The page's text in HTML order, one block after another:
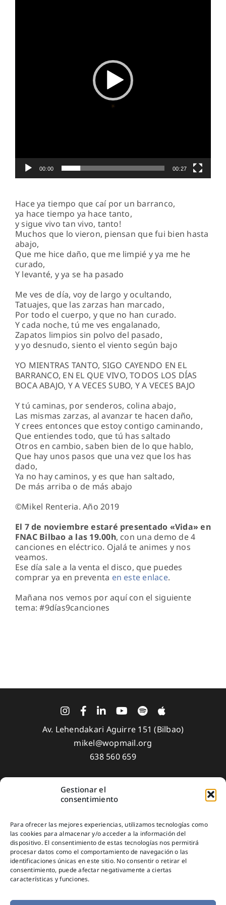
Gestionar el
consentimiento
Para ofrecer las mejores experiencias, utilizamos tecnologías como
las cookies para almacenar y/o acceder a la información del
dispositivo. El consentimiento de estas tecnologías nos permitirá
procesar datos como el comportamiento de navegación o las
identificaciones únicas en este sitio. No consentir o retirar el
consentimiento, puede afectar negativamente a ciertas
características y funciones.
00:00 00:27
Hace ya tiempo que caí por un barranco,
ya hace tiempo ya hace tanto,
y sigue vivo tan vivo, tanto!
Muchos que lo vieron, piensan que fui bien hasta
abajo,
Que me hice daño, que me limpié y ya me he
curado,
Y levanté, y ya se ha pasado
Me ves de día, voy de largo y ocultando,
Tatuajes, que las zarzas han marcado,
Por todo el cuerpo, y que no han curado.
Y cada noche, tú me ves engalanado,
Zapatos limpios sin polvo del pasado,
y yo desnudo, siento el viento según bajo
YO MIENTRAS TANTO, SIGO CAYENDO EN EL
BARRANCO, EN EL QUE VIVO, TODOS LOS DÍAS
BOCA ABAJO, Y A VECES SUBO, Y A VECES BAJO
Y tú caminas, por senderos, colina abajo,
Las mismas zarzas, al avanzar te hacen daño,
Y crees entonces que estoy contigo caminando,
Que entiendes todo, que tú has saltado
Otros en cambio, saben bien de lo que hablo,
Que hay unos pasos que una vez que los has
dado,
Ya no hay caminos, y es que han saltado,
De más arriba o de más abajo
©Mikel Renteria. Año 2019
El 7 de noviembre estaré presentado «Vida» en
FNAC Bilbao a las 19.00h, con una demo de 4
canciones en eléctrico. Ojalá te animes y nos
veamos.
Ese día sale a la venta el disco, que puedes
comprar ya en preventa en este enlace.
Mañana nos vemos por aquí con el siguiente
tema: #9días9canciones
Av. Lehendakari Aguirre 151 (Bilbao)
mikel@wopmail.org
638 560 659
Aviso Legal
Política de Cookies
Suscríbete